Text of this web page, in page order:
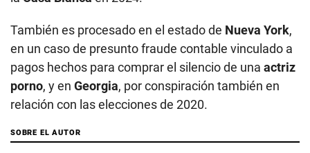
También es procesado en el estado de Nueva York,
en un caso de presunto fraude contable vinculado a
pagos hechos para comprar el silencio de una actriz
porno, y en Georgia, por conspiración también en
relación con las elecciones de 2020.
SOBRE EL AUTOR